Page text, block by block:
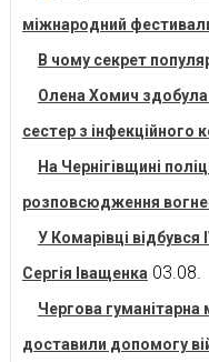
міжнародний
В чому секрет
Олена Хомич здобула
сестер з інфекційного
На Чернігівщині
розповсюдження
У Комарівці відбувся
Сергія Іващенка 03.08.
Чергова гуманітарна
доставили допомогу